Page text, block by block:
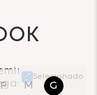
Selecionado
P M G